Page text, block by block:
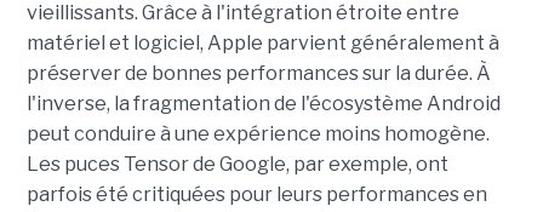
vieillissants. Grâce à l'intégration étroite entre
matériel et logiciel, Apple parvient généralement à
préserver de bonnes performances sur la durée. À
l'inverse, la fragmentation de l'écosystème Android
peut conduire à une expérience moins homogène.
Les puces Tensor de Google, par exemple, ont
parfois été critiquées pour leurs performances en